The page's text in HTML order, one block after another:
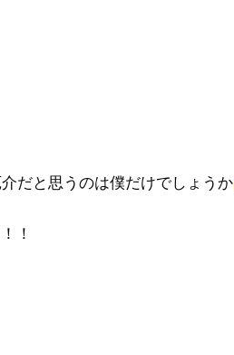
だと思うのは僕だけでしょうか
！